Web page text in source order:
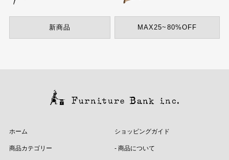
新商品 MAX25~80%OFF
ホーム
商品カテゴリー
ショッピングガイド
- 商品について